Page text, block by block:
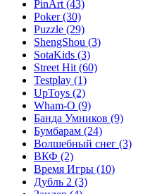
PinArt (43)
Poker(30)
Puzzle (29)
ShengShou (3)
SotaKids (3)
Street Hit (60)
Testplay (1)
UpToys (2)
Wham-O (9)
Банда Умников (9)
Бумбарам (24)
Волшебный снег (3)
ВКФ (2)
Время Игры (10)
Дубль 2 (3)